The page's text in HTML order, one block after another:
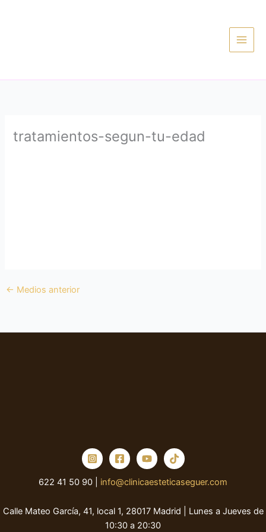
tratamientos-segun-tu-edad
← Medios anterior
622 41 50 90 | info@clinicaesteticaseguer.com
Calle Mateo García, 41, local 1, 28017 Madrid | Lunes a Jueves de
10:30 a 20:30